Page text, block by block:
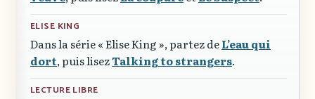
ELISE KING
Dans la série« Elise King », partez deL’eau qui
dort, puis lisezTalking to strangers.
LECTURE LIBRE